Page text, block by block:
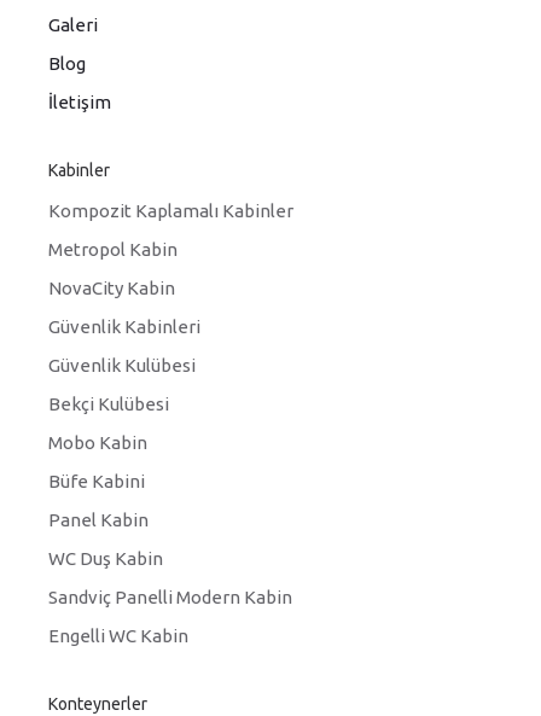
Galeri
Blog
İletişim
Kabinler
Kompozit Kaplamalı Kabinler
Metropol Kabin
NovaCity Kabin
Güvenlik Kabinleri
Güvenlik Kulübesi
Bekçi Kulübesi
Mobo Kabin
Büfe Kabini
Panel Kabin
WC Duş Kabin
Sandviç Panelli Modern Kabin
Engelli WC Kabin
Konteynerler